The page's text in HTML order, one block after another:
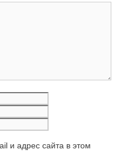
и адрес сайта в этом